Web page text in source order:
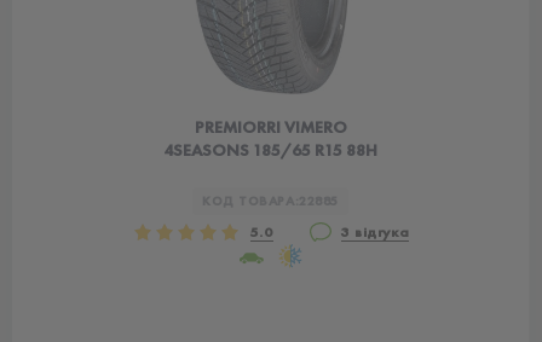
PREMIORRI VIMERO
4SEASONS 185/65 R15 88H
22885
5.0 3 відгука